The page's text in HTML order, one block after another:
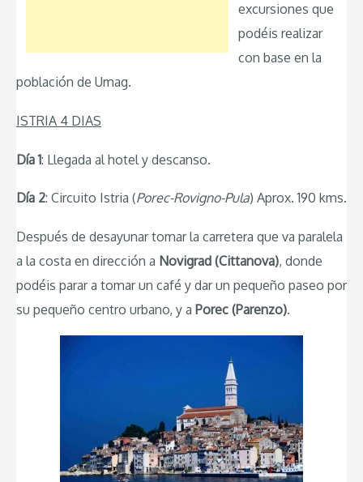
excursiones que
podéis realizar
con base en la
población de Umag.
ISTRIA 4 DIAS
Día 1: Llegada al hotel y descanso.
Día 2: Circuito Istria (Porec-Rovigno-Pula) Aprox. 190 kms.
Después de desayunar tomar la carretera que va paralela
a la costa en dirección a Novigrad (Cittanova), donde
podéis parar a tomar un café y dar un pequeño paseo por
su pequeño centro urbano, y a Porec (Parenzo).